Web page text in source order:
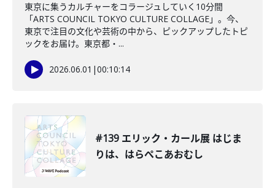
東京に集うカルチャーをコラージュしていく10分間
「ARTS COUNCIL TOKYO CULTURE COLLAGE」。今、
東京で注目の文化や芸術の中から、ピックアップしたトピ
ックをお届け。東京都・...
2026.06.01 |00:10:14
#139 エリック・カール展 はじま
りは、はらぺこあおむし